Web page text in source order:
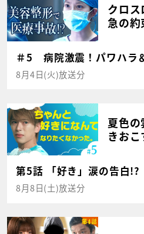
クロ
急の約
＃5 病院激震！パワハラ
8月4日(火)放送分
夏色
きおこ
第5話 「好き」涙の告白!?
8月8日(土)放送分